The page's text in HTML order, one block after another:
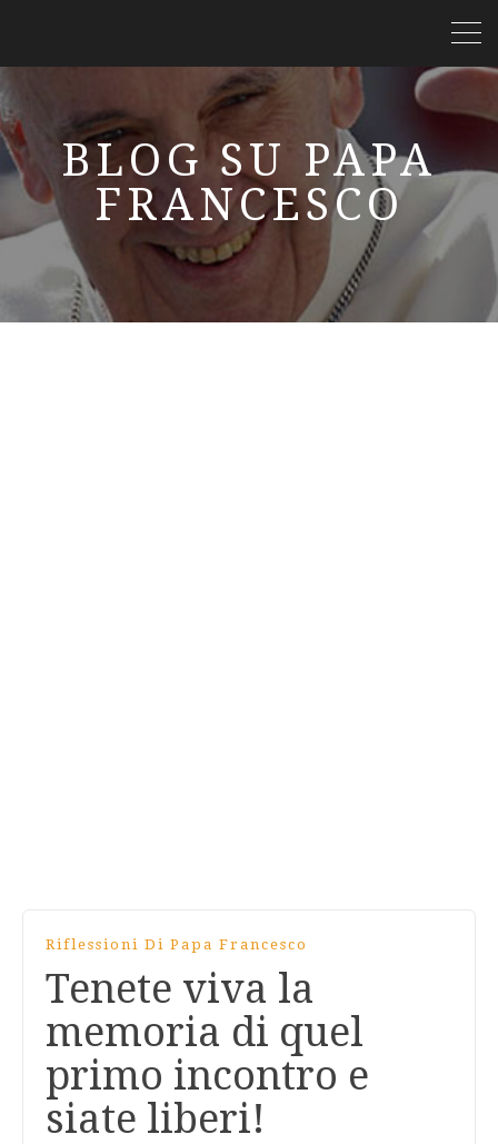
BLOG SU PAPA
FRANCESCO
Riflessioni Di Papa Francesco
Tenete viva la
memoria di quel
primo incontro e
siate liberi!